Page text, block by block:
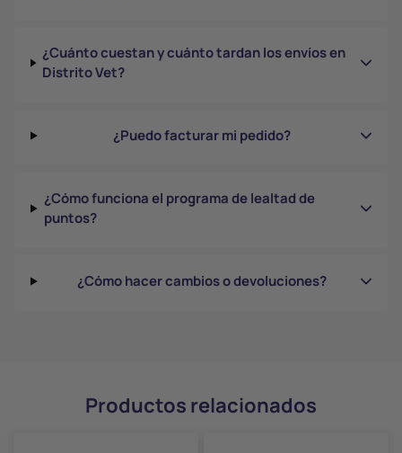
¿Cuánto cuestan y cuánto tardan los envíos en
Distrito Vet?
¿Puedo facturar mi pedido?
¿Cómo funciona el programa de lealtad de
puntos?
¿Cómo hacer cambios o devoluciones?
Productos relacionados